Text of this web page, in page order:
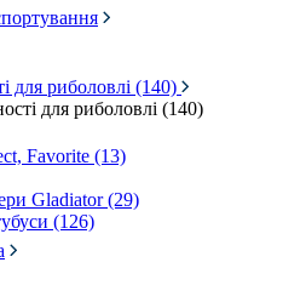
для риболовлі (140)
для риболовлі (140)
Favorite (13)
Gladiator (29)
(126)